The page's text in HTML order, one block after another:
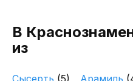
В
из
Сысерть (5) Арамиль